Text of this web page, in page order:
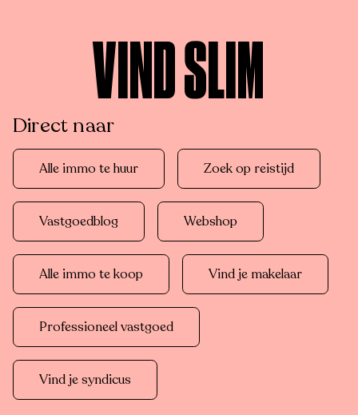
VIND SLIM
Direct naar
Alle immo te huur Zoek op reistijd
Vastgoedblog Webshop
Alle immo te koop Vind je makelaar
Professioneel vastgoed
Vind je syndicus